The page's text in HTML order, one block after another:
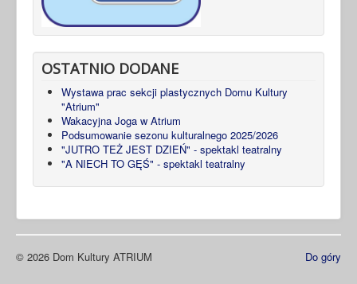
OSTATNIO DODANE
Wystawa prac sekcji plastycznych Domu Kultury
"Atrium"
Wakacyjna Joga w Atrium
Podsumowanie sezonu kulturalnego 2025/2026
"JUTRO TEŻ JEST DZIEŃ" - spektakl teatralny
"A NIECH TO GĘŚ" - spektakl teatralny
Do góry
© 2026 Dom Kultury ATRIUM